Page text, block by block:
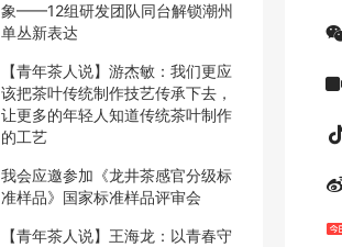
象——12组研发团队同台解锁潮州
单丛新表达
【青年茶人说】游杰敏：我们更应
该把茶叶传统制作技艺传承下去，
让更多的年轻人知道传统茶叶制作
的工艺
我会应邀参加《龙井茶感官分级标
准样品》国家标准样品评审会
【青年茶人说】王海龙：以青春守